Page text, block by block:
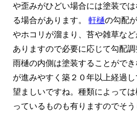
や歪みがひどい場合には塗装で
る場合があります。軒樋の勾配
やホコリが溜まり、苔や雑草な
ありますので必要に応じて勾配調
雨樋の内側は塗装することがで
が進みやすく築２０年以上経過
望ましいですね。種類によって
っているものも有りますのでそ